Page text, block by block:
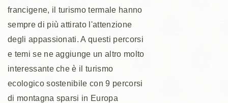
francigene, il turismo termale hanno
sempre di più attirato l'attenzione
degli appassionati. A questi percorsi
e temi se ne aggiunge un altro molto
interessante che è il turismo
ecologico sostenibile con 9 percorsi
di montagna sparsi in Europa